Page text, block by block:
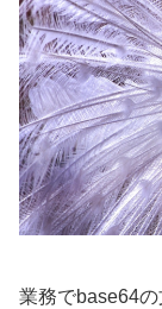
業務でbase64